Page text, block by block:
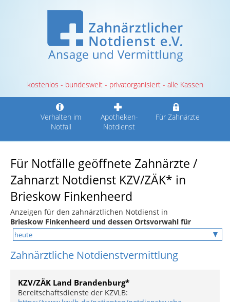
kostenlos - bundesweit - privatorganisiert - alle Kassen
Verhalten im
Notfall
Apotheken-
Notdienst
Für Zahnärzte
Für Notfälle geöffnete Zahnärzte /
Zahnarzt Notdienst KZV/ZÄK* in
Brieskow Finkenheerd
Anzeigen für den zahnärztlichen Notdienst in
Brieskow Finkenheerd und dessen Ortsvorwahl für
Zahnärztliche Notdienstvermittlung
KZV/ZÄK Land Brandenburg*
Bereitschaftsdienste der KZVLB: